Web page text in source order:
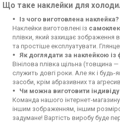
Що таке наклейки для
Із чого виготовлена наклейка?
Наклейки виготовлені із
плівки, який захищає зображення
та простіше експлуатувати.
Як доглядати за наклейкою із
Вінілова плівка щільна (товщина —
служить довгі роки. Але як і
засоби, крім абразивних та
Чи можна виготовити
Команда нашого інтернет-
іншим зображенням, іншим
задумане! Вартість виробу буде